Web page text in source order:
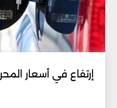
إرتفاع في أسعار